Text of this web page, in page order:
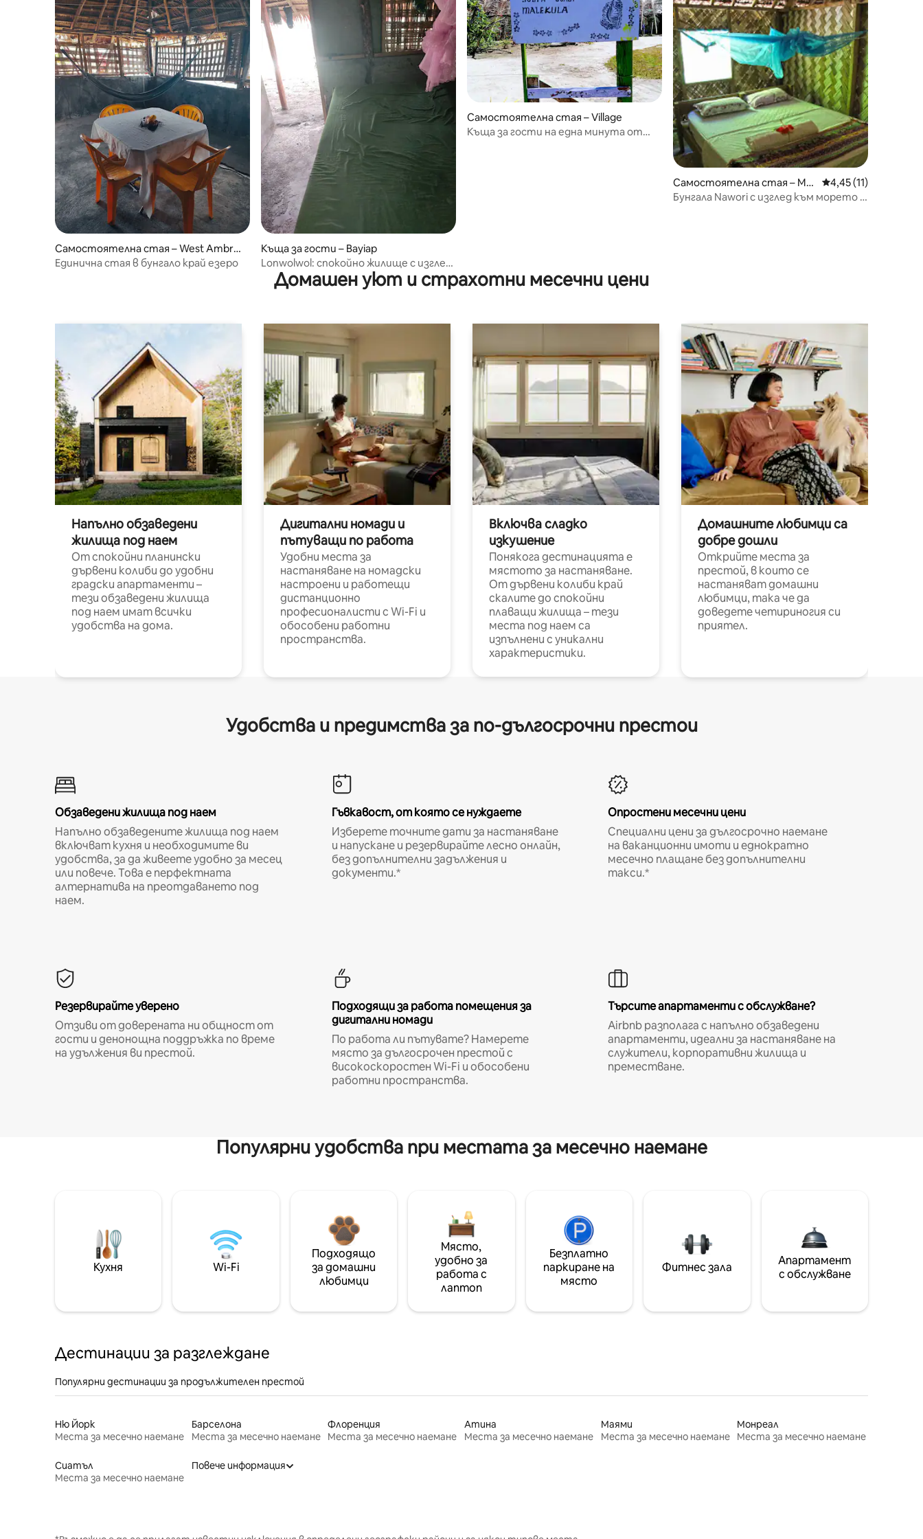
Самостоятелна стая – West Ambry
m
Единична стая в бунгало край езеро
Къща за гости – Bayiap
Lonwolwol: спокойно жилище с изглед
към езерото и градината
Самостоятелна стая – Village
Къща за гости на една минута от
Самостоятелна стая – Mal
ampa Province
Средна оценка:
4,45 (11)
Бунгала Nawori с изглед към морето и
Домашен уют и страхотни месечни цени
Напълно обзаведени
жилища под наем
От спокойни планински
дървени колиби до удобни
градски апартаменти –
тези обзаведени жилища
под наем имат всички
удобства на дома.
Дигитални номади и
пътуващи по работа
Удобни места за
настаняване на номадски
настроени и работещи
дистанционно
професионалисти с Wi-Fi и
обособени работни
пространства.
Включва сладко
изкушение
Понякога дестинацията е
мястото за настаняване.
От дървени колиби край
скалите до спокойни
плаващи жилища – тези
места под наем са
изпълнени с уникални
характеристики.
Домашните любимци са
добре дошли
Открийте места за
престой, в които се
настаняват домашни
любимци, така че да
доведете четириногия си
приятел.
Удобства и предимства за по-дългосрочни престои
Обзаведени жилища под наем
Напълно обзаведените жилища под наем
включват кухня и необходимите ви
удобства, за да живеете удобно за месец
или повече. Това е перфектната
алтернатива на преотдаването под
наем.
Гъвкавост, от която се нуждаете
Изберете точните дати за настаняване
и напускане и резервирайте лесно онлайн,
без допълнителни задължения и
документи.*
Опростени месечни цени
Специални цени за дългосрочно наемане
на ваканционни имоти и еднократно
месечно плащане без допълнителни
такси.*
Резервирайте уверено
Отзиви от доверената ни общност от
гости и денонощна поддръжка по време
на удължения ви престой.
Подходящи за работа помещения за
дигитални номади
По работа ли пътувате? Намерете
място за дългосрочен престой с
високоскоростен Wi-Fi и обособени
работни пространства.
Търсите апартаменти с обслужване?
Airbnb разполага с напълно обзаведени
апартаменти, идеални за настаняване на
служители, корпоративни жилища и
преместване.
Популярни удобства при местата за месечно наемане
Кухня Wi-Fi
Подходящо
за домашни
любимци
Място,
удобно за
работа с
лаптоп
Безплатно
паркиране на
място
Фитнес зала
Апартамент
с обслужване
Дестинации за разглеждане
Популярни дестинации за продължителен престой
Ню Йорк
Места за месечно наемане
Барселона
Места за месечно наемане
Флоренция
Места за месечно наемане
Атина
Места за месечно наемане
Маями
Места за месечно наемане
Монреал
Места за месечно наемане
Сиатъл
Места за месечно наемане
Повече информация